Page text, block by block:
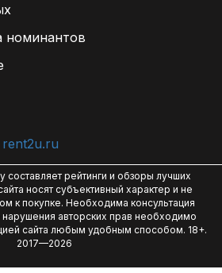
номинантов
rent2u.ru
рейтинги и обзоры лучших
носят субъективный характер и не
к покупке. Необходима консультация
нарушения авторских прав необходимо
сайта любым удобным способом. 18+.
2017—2026